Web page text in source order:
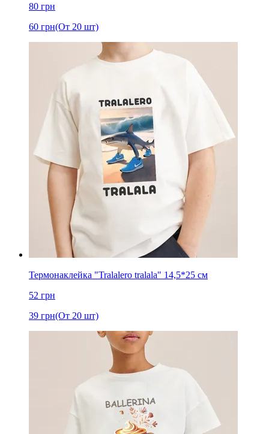
80 грн
60 грн(От 20 шт)
Термонаклейка "Tralalero tralala" 14,5*25 см
52 грн
39 грн(От 20 шт)